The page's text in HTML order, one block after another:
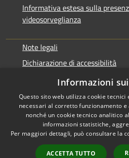
Informativa estesa sulla
videosorveglianza
Note legali
Dichiarazione di accessibilità
Obbiettivi di accessibilità
Accessibilità
Informazioni
Questo sito web utilizza cookie
necessari al corretto funzionamento
nonché un cookie tecnico analitico
informazioni statistiche,
Per maggiori dettagli, può consultare la
ACCETTA TUTTO